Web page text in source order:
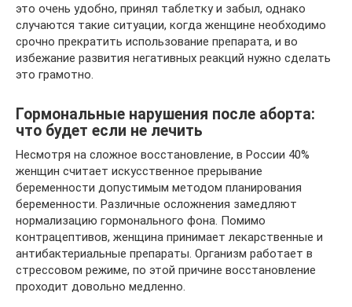
это очень удобно, принял таблетку и забыл, однако
случаются такие ситуации, когда женщине необходимо
срочно прекратить использование препарата, и во
избежание развития негативных реакций нужно сделать
это грамотно.
Гормональные нарушения после аборта:
что будет если не лечить
Несмотря на сложное восстановление, в России 40%
женщин считает искусственное прерывание
беременности допустимым методом планирования
беременности. Различные осложнения замедляют
нормализацию гормонального фона. Помимо
контрацептивов, женщина принимает лекарственные и
антибактериальные препараты. Организм работает в
стрессовом режиме, по этой причине восстановление
проходит довольно медленно.